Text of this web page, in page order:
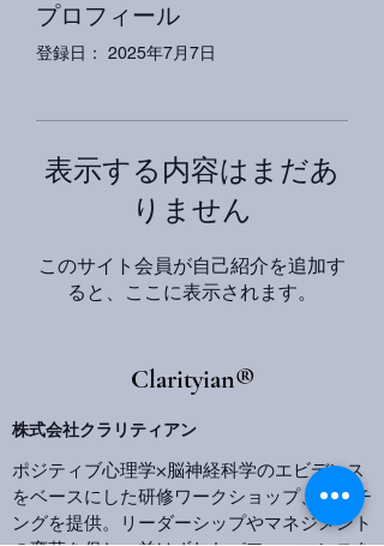
プロフィール
登録日： 2025年7月7日
表示する内容はまだあ
りません
このサイト会員が自己紹介を追加す
ると、ここに表示されます。
​Clarityian®
株式会社クラリティアン
ポジティブ心理学×脳神経科学のエビデンス
をベースにした研修ワークショップ、コーチ
ングを提供。リーダーシップやマネジメント